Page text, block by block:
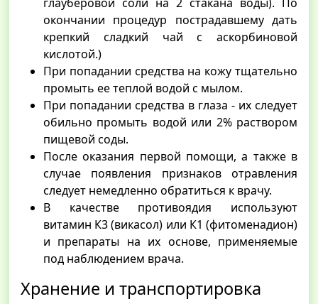
глауберовой соли на 2 стакана воды). По
окончании процедур пострадавшему дать
крепкий сладкий чай с аскорбиновой
кислотой.)
При попадании средства на кожу тщательно
промыть ее теплой водой с мылом.
При попадании средства в глаза - их следует
обильно промыть водой или 2% раствором
пищевой соды.
После оказания первой помощи, а также в
случае появления признаков отравления
следует немедленно обратиться к врачу.
В качестве противоядия используют
витамин К3 (викасол) или К1 (фитоменадион)
и препараты на их основе, применяемые
под наблюдением врача.
Хранение и транспортировка